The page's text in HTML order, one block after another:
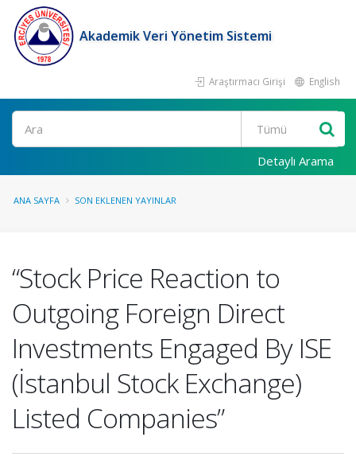
Akademik Veri Yönetim Sistemi
Araştırmacı Girişi English
Ara
Detaylı Arama
ANA SAYFA SON EKLENEN YAYINLAR
“Stock Price Reaction to
Outgoing Foreign Direct
Investments Engaged By ISE
(İstanbul Stock Exchange)
Listed Companies”